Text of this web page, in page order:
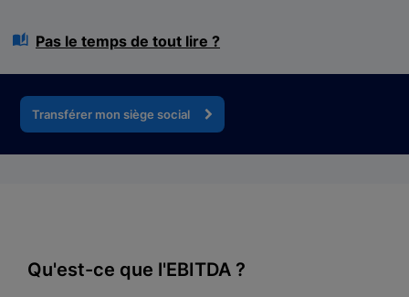
Pas le temps de tout lire ?
Transférer mon siège social
Qu'est-ce que l'EBITDA ?